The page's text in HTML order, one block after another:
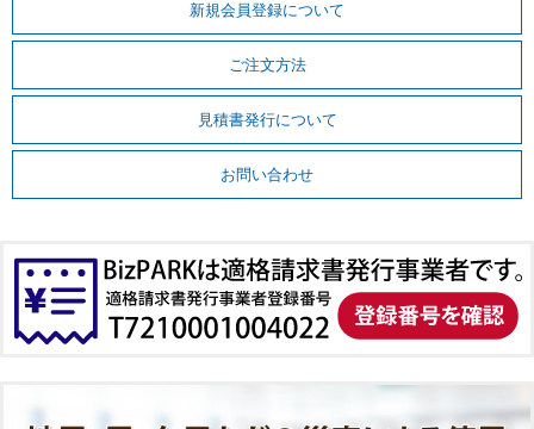
新規会員登録について
ご注文方法
見積書発行について
お問い合わせ